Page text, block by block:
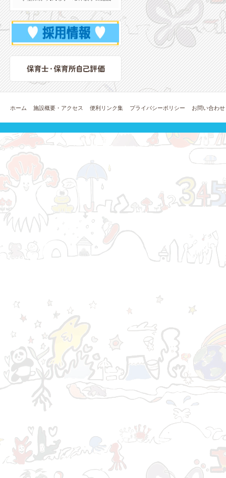
ホーム 施設概要・アクセス 便利リンク集 プライバシーポリシー お問い合わせ